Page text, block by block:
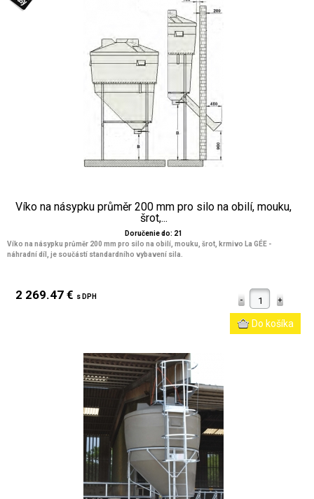
Víko na násypku průměr 200 mm pro silo na obilí, mouku,
šrot,...
Doručenie do: 21
Víko na násypku průměr 200 mm pro silo na obilí, mouku, šrot, krmivo La GÉE -
náhradní díl, je součástí standardního vybavení sila.
2 269.47 € s DPH